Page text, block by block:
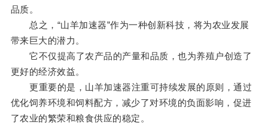
品质。
总之，“山羊加速器”作为一种创新科技，将为农业发展
带来巨大的潜力。
它不仅提高了农产品的产量和品质，也为养殖户创造了
更好的经济效益。
更重要的是，山羊加速器注重可持续发展的原则，通过
优化饲养环境和饲料配方，减少了对环境的负面影响，促进
了农业的繁荣和粮食供应的稳定。